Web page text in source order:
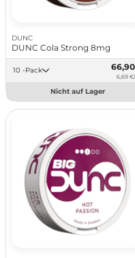
DUNC
DUNC Cola Strong 8mg
10 -Pack 66,90
6,69 €/
Nicht auf Lager